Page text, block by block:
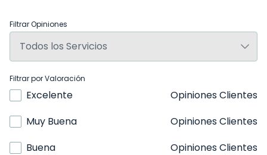
Filtrar Opiniones
Filtrar por Valoración
Excelente
Opiniones Clientes
Muy Buena
Opiniones Clientes
Buena
Opiniones Clientes